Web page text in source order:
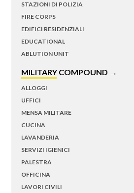
STAZIONI DI POLIZIA
FIRE CORPS
EDIFICI RESIDENZIALI
EDUCATIONAL
ABLUTION UNIT
MILITARY COMPOUND →
ALLOGGI
UFFICI
MENSA MILITARE
CUCINA
LAVANDERIA
SERVIZI IGIENICI
PALESTRA
OFFICINA
LAVORI CIVILI